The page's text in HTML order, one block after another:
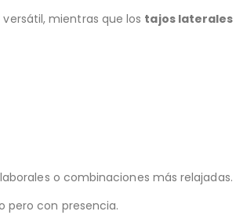
mientras que los tajos laterales
o combinaciones más relajadas.
pero con presencia.